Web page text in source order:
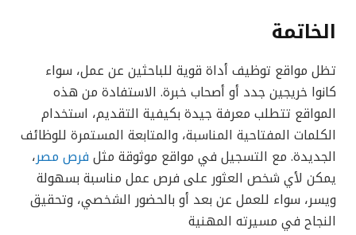
الخاتمة
تظل مواقع توظيف أداة قوية للباحثين عن عمل، سواء
كانوا خريجين جدد أو أصحاب خبرة. الاستفادة من هذه
المواقع تتطلب معرفة جيدة بكيفية التقديم، استخدام
الكلمات المفتاحية المناسبة، والمتابعة المستمرة للوظائف
الجديدة. مع التسجيل في مواقع موثوقة مثل فرص مصر،
يمكن لأي شخص العثور على فرص عمل مناسبة بسهولة
ويسر، سواء للعمل عن بعد أو بالحضور الشخصي، وتحقيق
النجاح في مسيرته المهنية